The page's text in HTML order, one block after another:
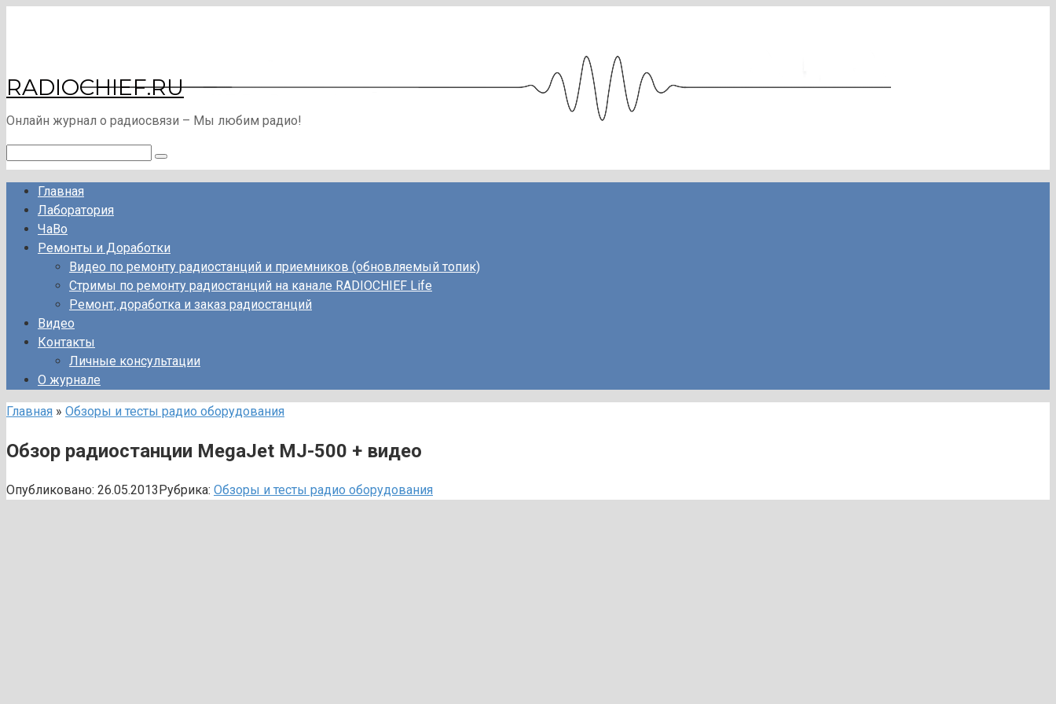
RADIOCHIEF.RU
Онлайн журнал о радиосвязи – Мы любим радио!
Главная
Лаборатория
ЧаВо
Ремонты и Доработки
Видео по ремонту радиостанций и приемников (обновляемый топик)
Стримы по ремонту радиостанций на канале RADIOCHIEF Life
Ремонт, доработка и заказ радиостанций
Видео
Контакты
Личные консультации
О журнале
Главная » Обзоры и тесты радио оборудования
Обзор радиостанции MegaJet MJ-500 + видео
Опубликовано: 26.05.2013Рубрика: Обзоры и тесты радио оборудования